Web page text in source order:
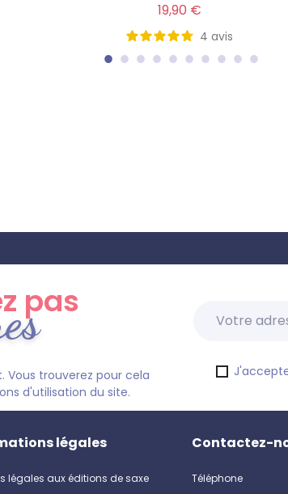
19,90 €
4 avis
pas
Vous trouverez pour cela
d'utilisation du site.
légales
légales aux éditions de saxe
Contactez-
Téléphone